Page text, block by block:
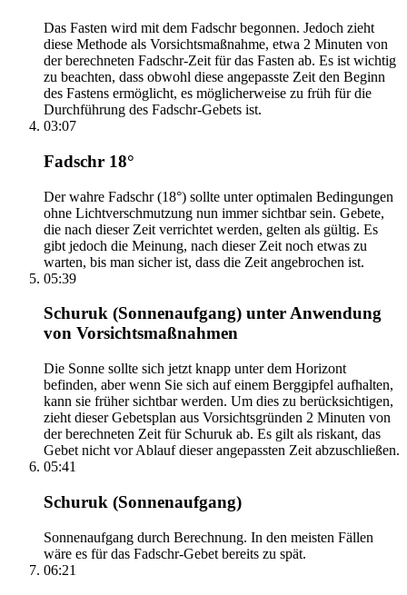
Das Fasten wird mit dem Fadschr begonnen. Jedoch zieht
diese Methode als Vorsichtsmaßnahme, etwa 2 Minuten von
der berechneten Fadschr-Zeit für das Fasten ab. Es ist wichtig
zu beachten, dass obwohl diese angepasste Zeit den Beginn
des Fastens ermöglicht, es möglicherweise zu früh für die
Durchführung des Fadschr-Gebets ist.
03:07
Fadschr 18°
Der wahre Fadschr (18°) sollte unter optimalen Bedingungen
ohne Lichtverschmutzung nun immer sichtbar sein. Gebete,
die nach dieser Zeit verrichtet werden, gelten als gültig. Es
gibt jedoch die Meinung, nach dieser Zeit noch etwas zu
warten, bis man sicher ist, dass die Zeit angebrochen ist.
05:39
Schuruk (Sonnenaufgang) unter Anwendung
von Vorsichtsmaßnahmen
Die Sonne sollte sich jetzt knapp unter dem Horizont
befinden, aber wenn Sie sich auf einem Berggipfel aufhalten,
kann sie früher sichtbar werden. Um dies zu berücksichtigen,
zieht dieser Gebetsplan aus Vorsichtsgründen 2 Minuten von
der berechneten Zeit für Schuruk ab. Es gilt als riskant, das
Gebet nicht vor Ablauf dieser angepassten Zeit abzuschließen.
05:41
Schuruk (Sonnenaufgang)
Sonnenaufgang durch Berechnung. In den meisten Fällen
wäre es für das Fadschr-Gebet bereits zu spät.
06:21